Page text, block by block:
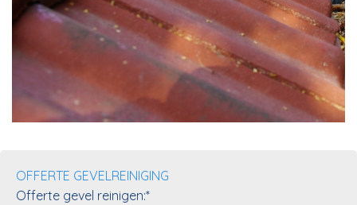
OFFERTE GEVELREINIGING
Offerte gevel reinigen:*